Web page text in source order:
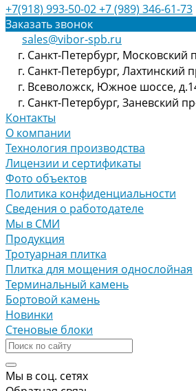
+7(918) 993-50-02+7 (989) 346-61-73
Заказать звонок
sales@vibor-spb.ru
г. Санкт-Петербург, Московский
г. Санкт-Петербург, Лахтинский
г. Всеволожск, Южное шоссе,
г. Санкт-Петербург, Заневский
Контакты
О компании
Технология производства
Лицензии и сертификаты
Фото объектов
Политика конфиденциальности
Сведения о работодателе
Мы в СМИ
Продукция
Тротуарная плитка
Плитка для мощения однослойная
Терминальный камень
Бортовой камень
Новинки
Стеновые блоки
Мы в соц. сетях